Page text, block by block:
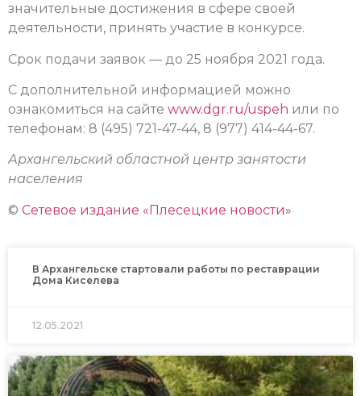
значительные достижения в сфере своей
деятельности, принять участие в конкурсе.
Срок подачи заявок — до 25 ноября 2021 года.
С дополнительной информацией можно
ознакомиться на сайте www.dgr.ru/uspeh или по
телефонам: 8 (495) 721-47-44, 8 (977) 414-44-67.
Архангельский областной центр занятости
населения
© Сетевое издание «Плесецкие новости»
В Архангельске стартовали работы по реставрации
Дома Киселева
12.05.2021